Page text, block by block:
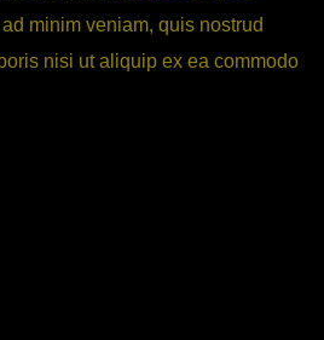
minim veniam, quis nostrud
nisi ut aliquip ex ea commodo